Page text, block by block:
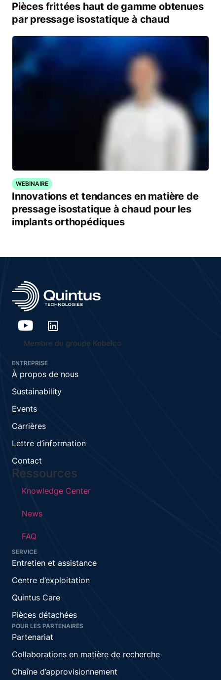
Pièces frittées haut de gamme obtenues
par pressage isostatique à chaud
WEBINAIRE
Innovations et tendances en matière de
pressage isostatique à chaud pour les
implants orthopédiques
Membre du groupe Kobelco
ENTREPRISE
À propos de nous
Sustainability
Events
Carrières
Lettre d’information
Contact
Ressources
Knowledge Center
News
FAQ
SERVICE
Entretien et assistance
Centre d’exploitation
Quintus Care
Pièces détachées
POUR LES PARTENAIRES
Partenariat
Collaborations en matière de recherche
Chaîne d’approvisionnement